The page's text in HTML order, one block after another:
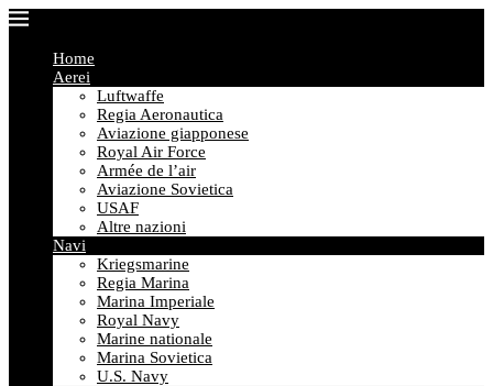
Home
Aerei
Luftwaffe
Regia Aeronautica
Aviazione giapponese
Royal Air Force
Armée de l’air
Aviazione Sovietica
USAF
Altre nazioni
Navi
Kriegsmarine
Regia Marina
Marina Imperiale
Royal Navy
Marine nationale
Marina Sovietica
U.S. Navy